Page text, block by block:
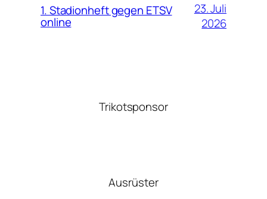
1. Stadionheft gegen ETSV
online
23. Juli
2026
Trikotsponsor
Ausrüster